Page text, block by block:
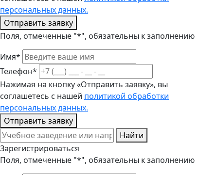
персональных данных.
Отправить заявку
Поля, отмеченные "*", обязательны к заполнению
Имя*
Телефон*
Нажимая на кнопку «Отправить заявку», вы
соглашетесь с нашей политикой обработки
персональных данных.
Отправить заявку
Найти
Зарегистрироваться
Поля, отмеченные "*", обязательны к заполнению